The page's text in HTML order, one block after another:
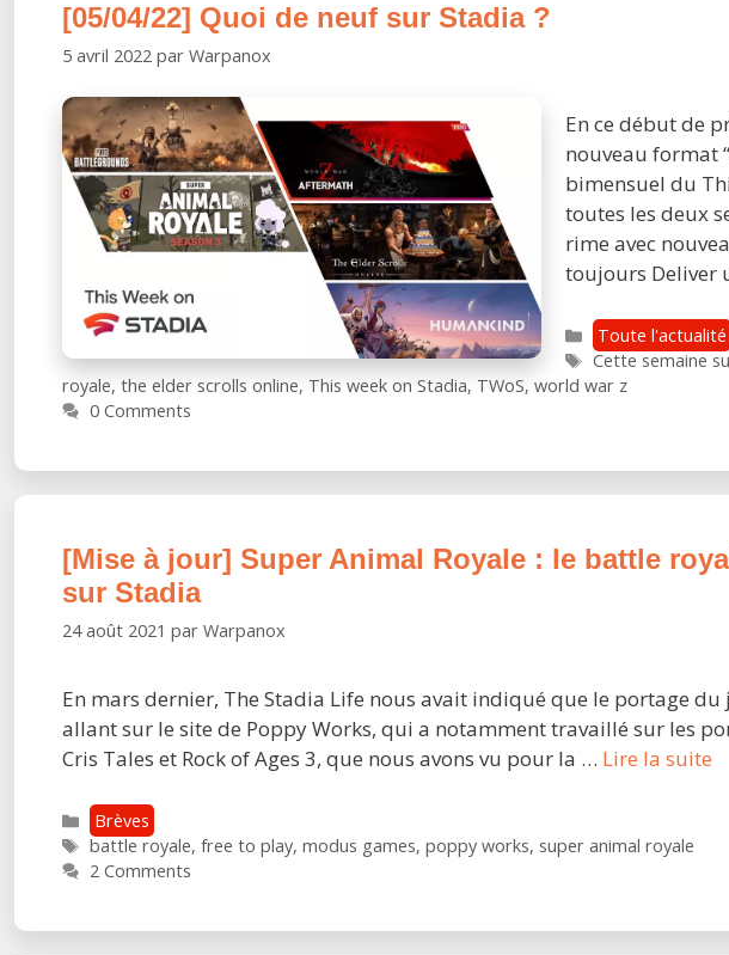
roadmap
Saison
4
le
28
juin
[05/04/22] Quoi de neuf sur Stadia ?
5 avril 2022 par Warpanox
En ce début de
nouveau format
bimensuel du
toutes les deux
rime avec
toujours Deliver
Catégories
Toute l'actualité
Étiquettes
Cette semaine
royale, the elder scrolls online, This week on Stadia, TWoS, world war z
0 Comments
[Mise à jour] Super Animal Royale : le battle
sur Stadia
24 août 2021 par Warpanox
En mars dernier, The Stadia Life nous avait indiqué que le portage du
allant sur le site de Poppy Works, qui a notamment travaillé sur les
Cris Tales et Rock of Ages 3, que nous avons vu pour la … Lire la suite
:
Catégories
Brèves
Étiquettes
battle royale,free to play,modus games,poppy works, super animal royale
2 Comments